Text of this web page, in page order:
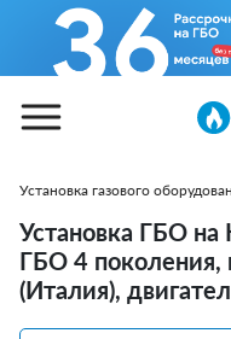
Установка газового
Установка ГБО на
ГБО 4 поколения,
(Италия),